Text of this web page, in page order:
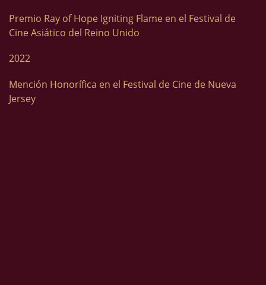
Premio Ray of Hope Igniting Flame en el Festival de
Cine Asiático del Reino Unido
2022
Mención Honorífica en el Festival de Cine de Nueva
Jersey